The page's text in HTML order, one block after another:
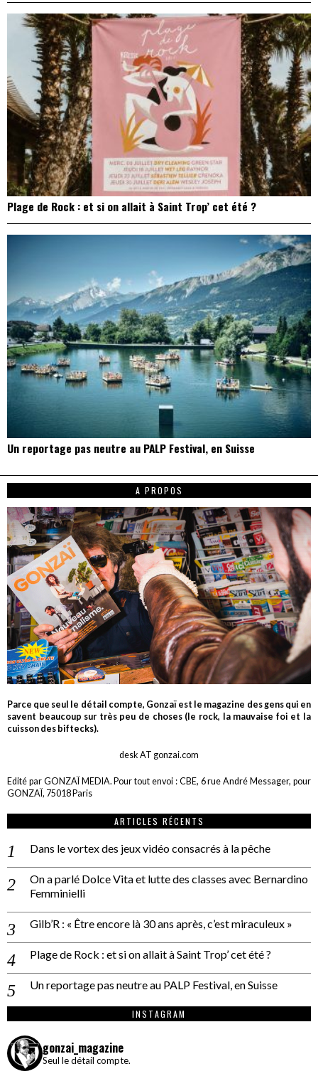
Plage de Rock : et si on allait à Saint Trop’ cet été ?
Un reportage pas neutre au PALP Festival, en Suisse
A PROPOS
Parce que seul le détail compte, Gonzaï est le magazine des gens qui en
savent beaucoup sur très peu de choses (le rock, la mauvaise foi et la
cuisson des biftecks).
desk AT gonzai.com
Edité par GONZAÏ MEDIA. Pour tout envoi : CBE, 6 rue André Messager, pour
GONZAÏ, 75018 Paris
ARTICLES RÉCENTS
Dans le vortex des jeux vidéo consacrés à la pêche
On a parlé Dolce Vita et lutte des classes avec Bernardino
Femminielli
Gilb’R : « Être encore là 30 ans après, c’est miraculeux »
Plage de Rock : et si on allait à Saint Trop’ cet été ?
Un reportage pas neutre au PALP Festival, en Suisse
INSTAGRAM
gonzai_magazine
Seul le détail compte.